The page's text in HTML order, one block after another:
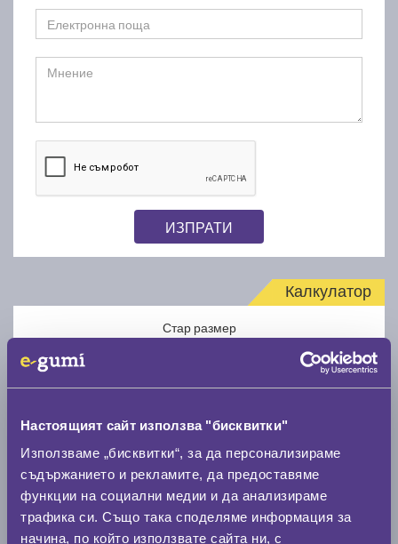
Настоящият сайт използва "бисквитки"
Използваме „бисквитки“, за да персонализираме
съдържанието и рекламите, да предоставяме
функции на социални медии и да анализираме
трафика си. Също така споделяме информация за
начина, по който използвате сайта ни, с
ИЗПРАТИ
Калкулатор
Стар размер
Нов размер